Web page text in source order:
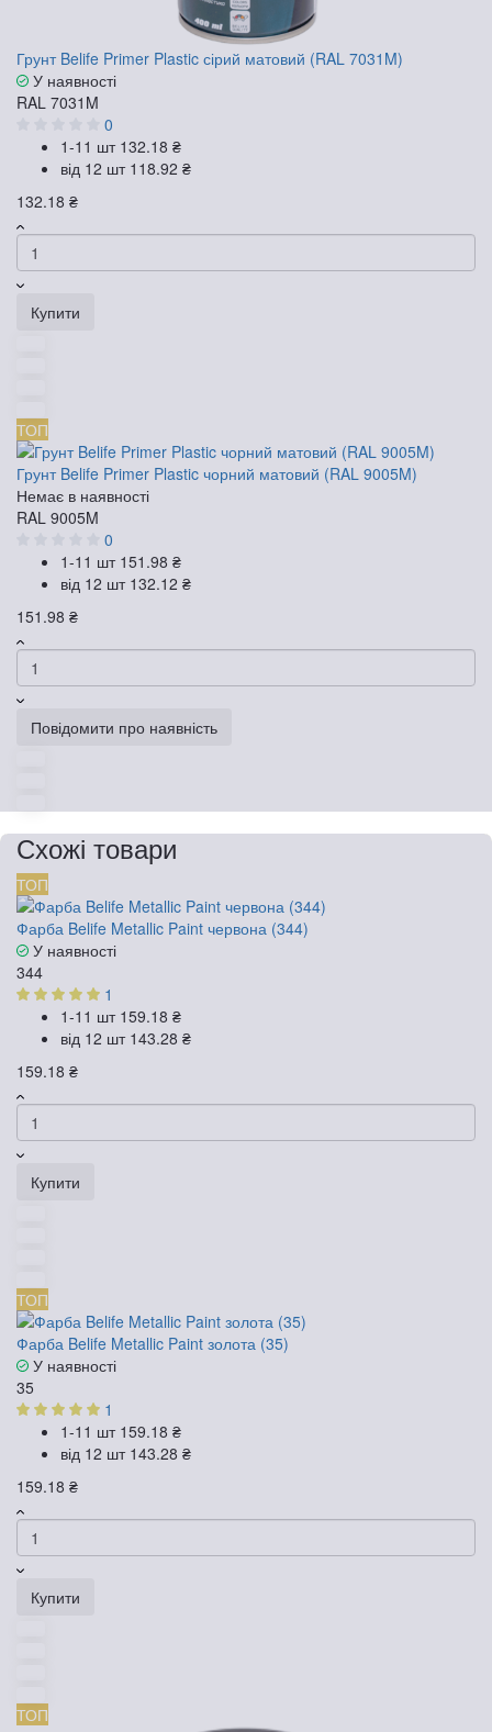
Грунт Belife Primer Plastic сірий матовий (RAL 7031M)
У наявності
RAL 7031M
0
1-11 шт 132.18 ₴
від 12 шт 118.92 ₴
132.18 ₴
Купити
ТОП
Грунт Belife Primer Plastic чорний матовий (RAL 9005M)
Немає в наявності
RAL 9005M
0
1-11 шт 151.98 ₴
від 12 шт 132.12 ₴
151.98 ₴
Повідомити про наявність
Схожі товари
ТОП
Фарба Belife Metallic Paint червона (344)
У наявності
344
1
1-11 шт 159.18 ₴
від 12 шт 143.28 ₴
159.18 ₴
Купити
ТОП
Фарба Belife Metallic Paint золота (35)
У наявності
35
1
1-11 шт 159.18 ₴
від 12 шт 143.28 ₴
159.18 ₴
Купити
ТОП